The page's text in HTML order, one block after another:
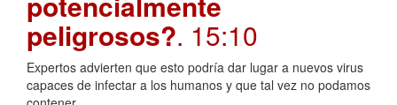
peligrosos?. 15:10
Expertos advierten que esto podría dar lugar a nuevos virus
capaces de infectar a los humanos y que tal vez no podamos